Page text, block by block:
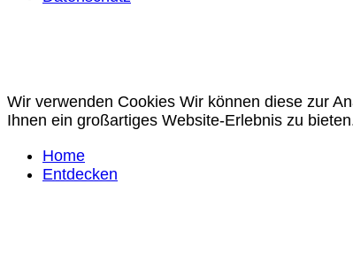
Wir verwenden Cookies Wir können diese zur
Ihnen ein großartiges Website-Erlebnis zu
Home
Entdecken